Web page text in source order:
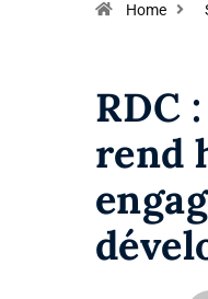
Home
RDC
rend